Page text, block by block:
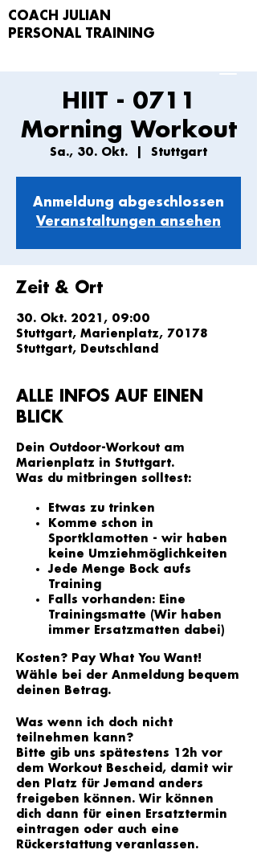
COACH JULIAN
PERSONAL TRAIN
ING
HIIT - 0711
Morning Workout
Sa., 30. Okt. Stuttgart
Anmeldung abgeschlossen
Veranstaltungen ansehen
Zeit & Ort
30. Okt. 2021, 09:00
Stuttgart, Marienplatz, 70178
Stuttgart, Deutschland
ALLE INFOS AUF EINEN
BLICK
Dein Outdoor-Workout am
Marienplatz in Stuttgart.
Was du mitbringen solltest:
Etwas zu trinken
Komme schon in
Sportklamotten - wir haben
keine Umziehmöglichkeiten
Jede Menge Bock aufs
Training
Falls vorhanden: Eine
Trainingsmatte (Wir haben
immer Ersatzmatten dabei)
Kosten? Pay What You Want!
Wähle bei der Anmeldung bequem
deinen Betrag.
Was wenn ich doch nicht
teilnehmen kann?
Bitte gib uns spätestens 12h vor
dem Workout Bescheid, damit wir
den Platz für Jemand anders
freigeben können. Wir können
dich dann für einen Ersatztermin
eintragen oder auch eine
Rückerstattung veranlassen.